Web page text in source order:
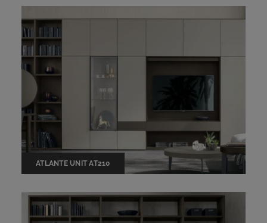
ATLANTE UNIT AT210